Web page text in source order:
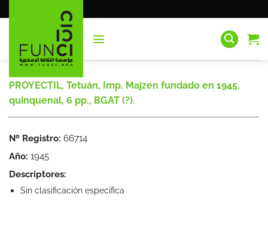
al
PROYECTIL, Tetuán, Imp. Majzen fundado en 1945,
quinquenal, 6 pp., BGAT (?).
Nº Registro: 66714
Año: 1945
Descriptores:
Sin clasificación específica